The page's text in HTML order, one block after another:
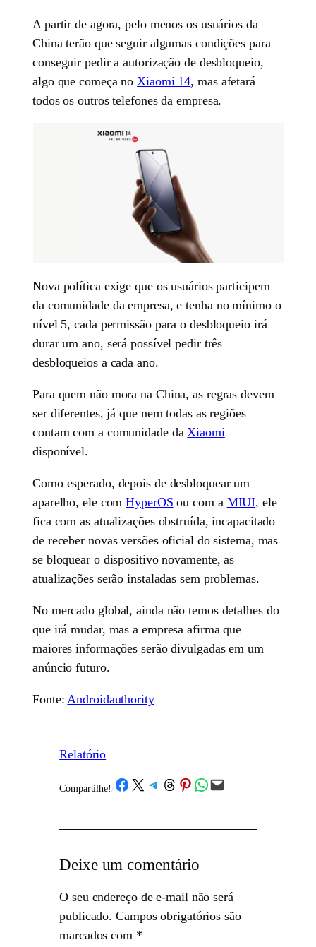
A partir de agora, pelo menos os usuários da
China terão que seguir algumas condições para
conseguir pedir a autorização de desbloqueio,
algo que começa no Xiaomi 14, mas afetará
todos os outros telefones da empresa.
Nova política exige que os usuários participem
da comunidade da empresa, e tenha no mínimo o
nível 5, cada permissão para o desbloqueio irá
durar um ano, será possível pedir três
desbloqueios a cada ano.
Para quem não mora na China, as regras devem
ser diferentes, já que nem todas as regiões
contam com a comunidade da Xiaomi
disponível.
Como esperado, depois de desbloquear um
aparelho, ele comHyperOS ou com a MIUI, ele
fica com as atualizações obstruída, incapacitado
de receber novas versões oficial do sistema, mas
se bloquear o dispositivo novamente, as
atualizações serão instaladas sem problemas.
No mercado global, ainda não temos detalhes do
que irá mudar, mas a empresa afirma que
maiores informações serão divulgadas em um
anúncio futuro.
Fonte: Androidauthority
Relatório
Compartilhe! /Share on Facebook
Share on X Share on Telegram
Share on Threads
Share on Pinterest
Share on WhatsApp
Email this Page
Deixe um comentário
O seu endereço de e-mail não será
publicado. Campos obrigatórios são
marcados com *